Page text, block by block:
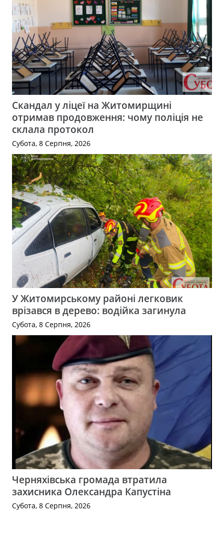
Скандал у ліцеї на Житомирщині
отримав продовження: чому поліція не
склала протокол
Субота, 8 Серпня, 2026
У Житомирському районі легковик
врізався в дерево: водійка загинула
Субота, 8 Серпня, 2026
Черняхівська громада втратила
захисника Олександра Капустіна
Субота, 8 Серпня, 2026